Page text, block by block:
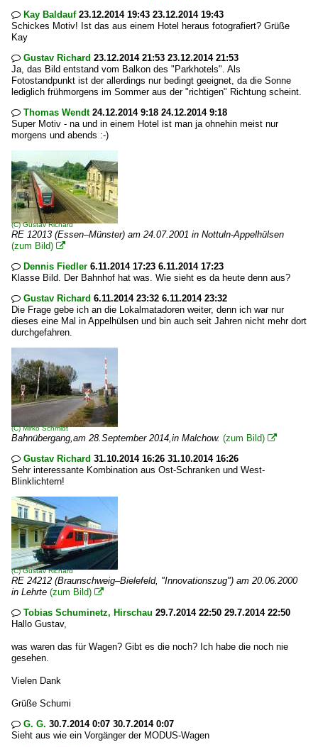
 Kay Baldauf23.12.2014 19:43 23.12.2014 19:43
Schickes Motiv! Ist das aus einem Hotel heraus fotografiert? Grüße
Kay
 Gustav Richard 23.12.2014 21:53 23.12.2014 21:53
Ja, das Bild entstand vom Balkon des "Parkhotels". Als
Fotostandpunkt ist der allerdings nur bedingt geeignet, da die Sonne
lediglich frühmorgens im Sommer aus der "richtigen" Richtung scheint.
 Thomas Wendt24.12.2014 9:18 24.12.2014 9:18
Super Motiv - na und in einem Hotel ist man ja ohnehin meist nur
morgens und abends :-)
(C)Gustav Richard
RE 12013 (Essen–Münster) am 24.07.2001 in Nottuln-Appelhülsen
(zum Bild) 
 Dennis Fiedler 6.11.2014 17:23 6.11.2014 17:23
Klasse Bild. Der Bahnhof hat was. Wie sieht es da heute denn aus?
 Gustav Richard 6.11.2014 23:32 6.11.2014 23:32
Die Frage gebe ich an die Lokalmatadoren weiter, denn ich war nur
dieses eine Mal in Appelhülsen und bin auch seit Jahren nicht mehr dort
durchgefahren.
(C)Mirko Schmidt
Bahnübergang,am 28.September 2014,in Malchow. (zum Bild) 
 Gustav Richard 31.10.2014 16:26 31.10.2014 16:26
Sehr interessante Kombination aus Ost-Schranken und West-
Blinklichtern!
(C)Gustav Richard
RE 24212 (Braunschweig–Bielefeld, "Innovationszug") am 20.06.2000
in Lehrte (zum Bild) 
 Tobias Schuminetz, Hirschau 29.7.2014 22:50 29.7.2014 22:50
Hallo Gustav,
was waren das für Wagen? Gibt es die noch? Ich habe die noch nie
gesehen.
Vielen Dank
Grüße Schumi
 G. G. 30.7.2014 0:07 30.7.2014 0:07
Sieht aus wie ein Vorgänger der MODUS-Wagen